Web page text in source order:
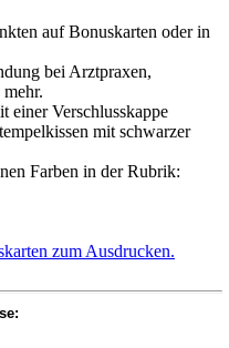
auf Bonuskarten oder in
bei Arztpraxen,
einer Verschlusskappe
mit schwarzer
Farben in der Rubrik:
zum Ausdrucken.